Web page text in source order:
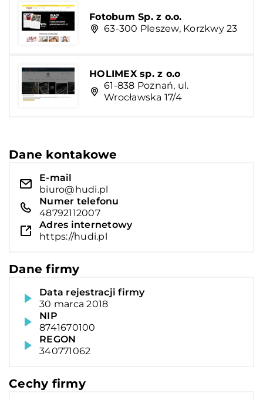
Fotobum Sp. z o.o.
63-300 Pleszew, Korzkwy 23
HOLIMEX sp. z o.o
61-838 Poznań, ul.
Wrocławska 17/4
Dane kontakowe
E-mail
biuro@hudi.pl
Numer telefonu
48792112007
Adres internetowy
https://hudi.pl
Dane firmy
Data rejestracji firmy
30 marca 2018
NIP
8741670100
REGON
340771062
Cechy firmy